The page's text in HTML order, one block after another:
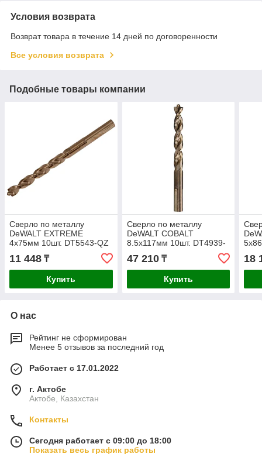
Условия возврата
Возврат товара в течение 14 дней по договоренности
Все условия возврата
Подобные товары компании
Сверло по металлу
DeWALT EXTREME
4x75мм 10шт. DT5543-QZ
11 448 ₸
Купить
Сверло по металлу
DeWALT COBALT
8.5x117мм 10шт. DT4939-
47 210₸
Купить
18
О нас
Рейтинг не сформирован
Менее 5 отзывов за последний год
Работает с 17.01.2022
г. Актобе
Актобе, Казахстан
Контакты
Сегодня работает с 09:00 до 18:00
Показать весь график работы